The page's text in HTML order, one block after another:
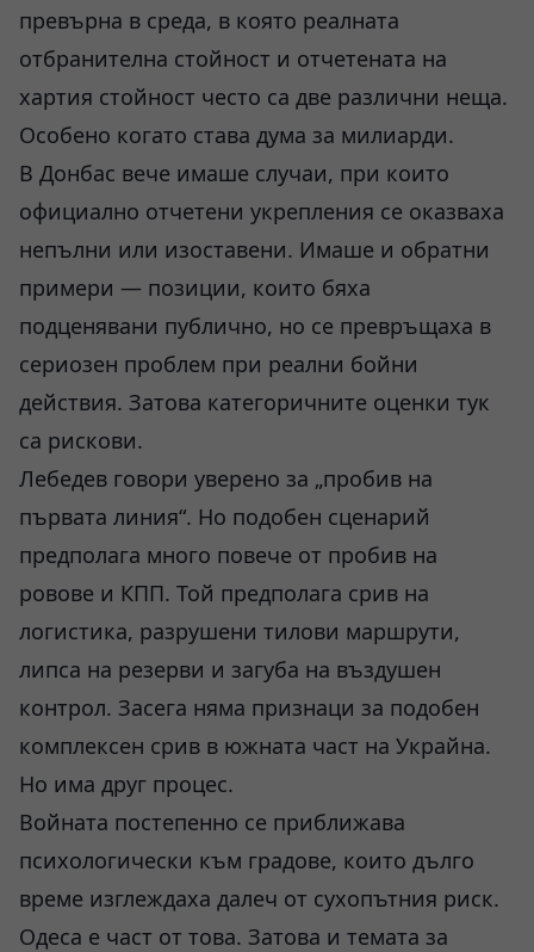
превърна в среда, в която реалната
отбранителна стойност и отчетената на
хартия стойност често са две различни неща.
Особено когато става дума за милиарди.
В Донбас вече имаше случаи, при които
официално отчетени укрепления се оказваха
непълни или изоставени. Имаше и обратни
примери — позиции, които бяха
подценявани публично, но се превръщаха в
сериозен проблем при реални бойни
действия. Затова категоричните оценки тук
са рискови.
Лебедев говори уверено за „пробив на
първата линия“. Но подобен сценарий
предполага много повече от пробив на
ровове и КПП. Той предполага срив на
логистика, разрушени тилови маршрути,
липса на резерви и загуба на въздушен
контрол. Засега няма признаци за подобен
комплексен срив в южната част на Украйна.
Но има друг процес.
Войната постепенно се приближава
психологически към градове, които дълго
време изглеждаха далеч от сухопътния риск.
Одеса е част от това. Затова и темата за